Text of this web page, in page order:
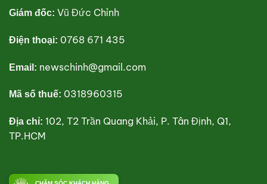
Giám đốc: Vũ Đức Chỉnh
Điện thoại: 0768 671 435
Email: newschinh@gmail.com
Mã số thuế: 0318960315
Địa chỉ: 102, T2 Trần Quang Khải, P. Tân Định, Q1,
TP.HCM